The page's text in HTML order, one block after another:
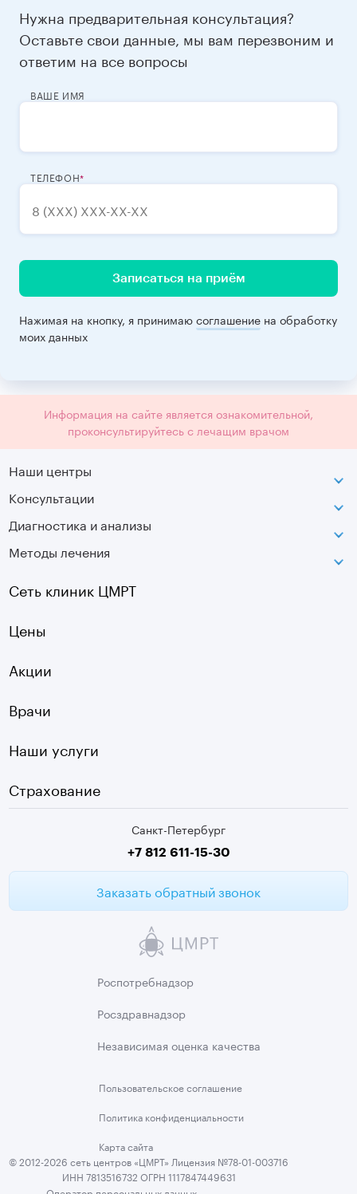
Нужна предварительная консультация?
Оставьте свои данные, мы вам перезвоним и
ответим на все вопросы
ВАШЕ ИМЯ
ТЕЛЕФОН
Записаться на приём
Нажимая на кнопку, я принимаюсоглашение на обработку
моих данных
Информация на сайте является ознакомительной,
проконсультируйтесь с лечащим врачом
Наши центры
Петроградская
Лаборатория движения
Московская
Озерки
Садовая
Старая Деревня
Девяткино
г. Колпино
Консультации
Диагностика и анализы
МРТ
Оптическая топография
УЗДГ
Чек-ап
ЭКГ
Медицинские анализы
Методы лечения
Санкт-Петербург
+7 812 611-15-30
Заказать обратный звонок
Сеть клиник ЦМРТ
Цены
Акции
Врачи
Наши услуги
Страхование
Пользовательскоесоглашение
Политика конфиденциальности
Карта сайта
Роспотребнадзор
Росздравнадзор
Независимая оценка качества
© 2012-2026 сеть центров «ЦМРТ» Лицензия №78-01-003716
ИНН 7813516732 ОГРН 1117847449631